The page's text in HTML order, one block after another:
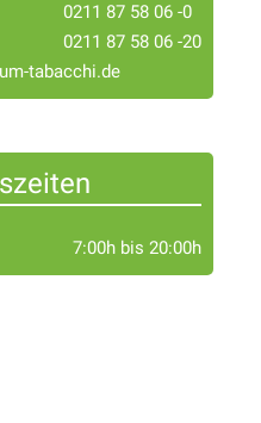
0211 87 58 06 -0
0211 87 58 06 -20
tabacchi.de
7:00h bis 20:00h